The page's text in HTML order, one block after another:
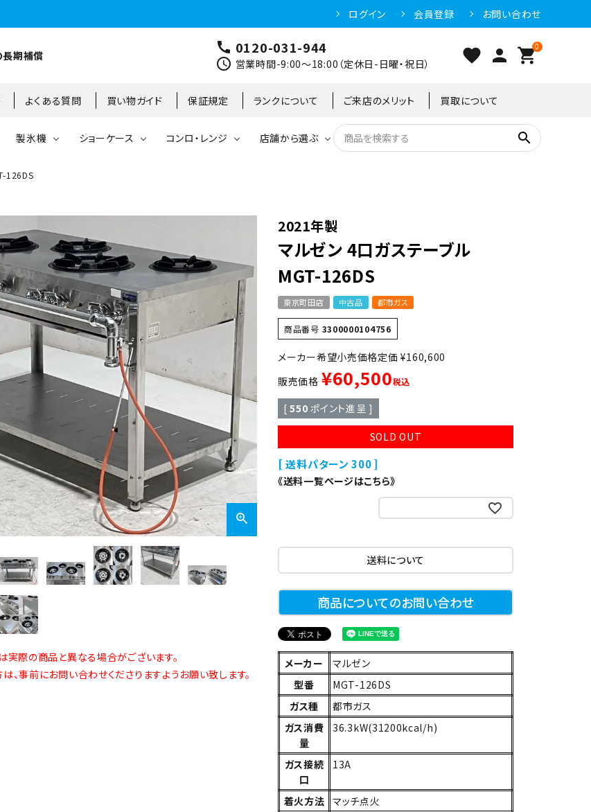
ログイン 会員登録 お問い合わせ
長期補償 call 0120-031-944
schedule 営業時間-9:00～18:00（定休日-日曜・祝日） favorite person 0
shopping_cart
よくある質問 買い物ガイド 保証規定 ランクについて ご来店のメリット 買取について
ーケース ネタケース 冷凍ストッカー
ーブン フライヤー ゆで麺機
ンジ その他熱機器 製菓・製パン機器
理機器 板金物・シンク・調理台 店舗用家具
製氷機
85kg 95kg
フレークアイス ビッグアイス・その他異形
ショーケース
ョーケース
コンロ・レンジ 店舗から選ぶ search
126DS
実際の商品と異なる場合がございます。
、事前にお問い合わせくださりますようお願い致します。
2021年製
マルゼン 4口ガステーブル
MGT-126DS
東京町田店 中古品 都市ガス
商品番号 3300000104756
定価 ¥160,600
販売価格 ¥60,500税込
[ 550 ポイント進呈 ]
SOLD OUT
送料パターン 300
《送料一覧ページはこちら》
送料について
商品についてのお問い合わせ
メーカー
マルゼン
型番
MGT-126DS
ガス種
都市ガス
ガス消費
量
36.3kW(31200kcal/h)
ガス接続
口
13A
着火方法 マッチ点火